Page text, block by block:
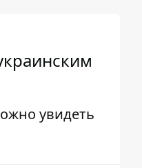
увидеть